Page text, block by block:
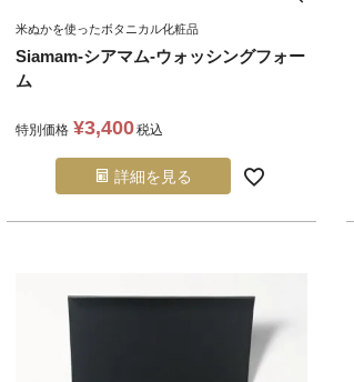
米ぬかを使ったボタニカル化粧品
Siamam-シアマム-ウォッシングフォー
ム
特別価格 ¥3,400税込
詳細を見る